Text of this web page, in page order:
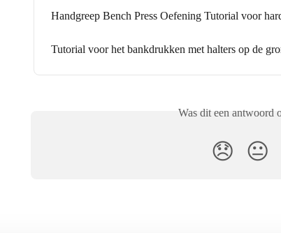
Handgreep Bench Press Oefening Tutorial voor
Tutorial voor het bankdrukken met halters op de
Was dit een antwoord
😞 😐